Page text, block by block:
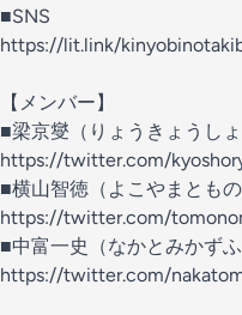
■SNS
https://lit.link/
【メンバー】
■梁京燮（りょうきょうし
https://twitter.com/
■横山智徳（よこやまとも
https://twitter.com/
■中富一史（なかとみかず
https://twitter.com/